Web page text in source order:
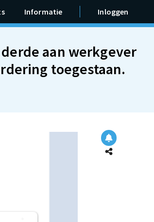
Informatie Inloggen
aan werkgever
toegestaan.